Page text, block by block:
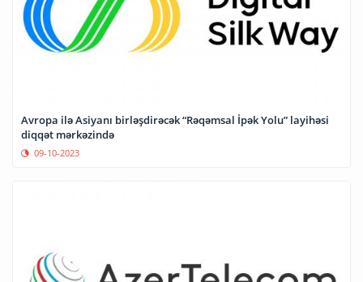
Avropa ilə Asiyanı birləşdirəcək “Rəqəmsal İpək Yolu” layihəsi
diqqət mərkəzində
09-10-2023